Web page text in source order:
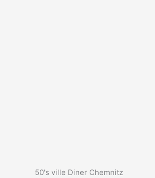
50's ville Diner Chemnitz